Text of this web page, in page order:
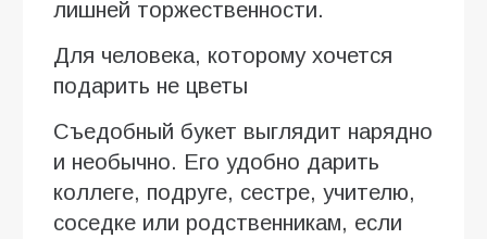
лишней торжественности.
Для человека, которому хочется
подарить не цветы
Съедобный букет выглядит нарядно
и необычно. Его удобно дарить
коллеге, подруге, сестре, учителю,
соседке или родственникам, если